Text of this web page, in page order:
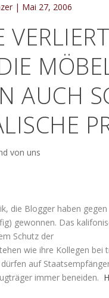
| Mai 27, 2006
AUCH
von uns
die Blogger haben gegen
gewonnen. Das
Schutz der
wie ihre Kollegen
auf
immer beneiden.